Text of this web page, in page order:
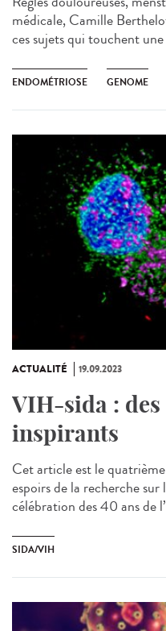
médicale, Camille
ces sujets qui touchent
ENDOMÉTRIOSE GENOME
ACTUALITÉ 19.09.2023
VIH-sida :
inspirants
Cet article est le
espoirs de la recherche
célébration des 40 ans de
SIDA/VIH